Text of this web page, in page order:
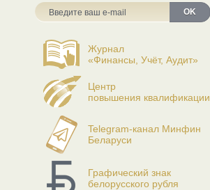
OK
Журнал
«Финансы, Учёт, Аудит»
Центр
повышения квалификации
Telegram-канал Минфин
Беларуси
Графический знак
белорусского рубля